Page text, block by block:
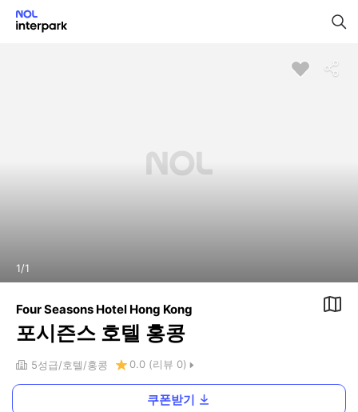
1/1
Four Seasons Hotel Hong Kong
포시즌스 호텔 홍콩
5성급 호텔 홍콩 0.0 (리뷰 0)
쿠폰받기